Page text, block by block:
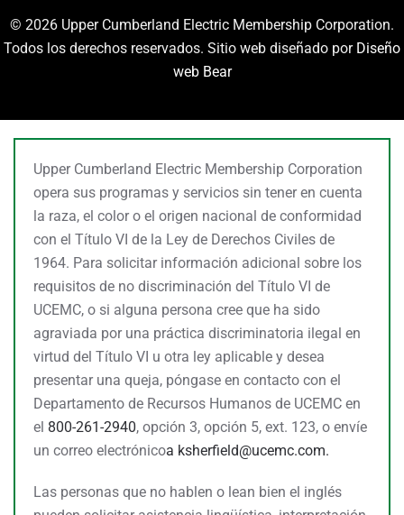
© 2026 Upper Cumberland Electric Membership Corporation.
Todos los derechos reservados. Sitio web diseñado por Diseño
web Bear
Upper Cumberland Electric Membership Corporation
opera sus programas y servicios sin tener en cuenta
la raza, el color o el origen nacional de conformidad
con el Título VI de la Ley de Derechos Civiles de
1964. Para solicitar información adicional sobre los
requisitos de no discriminación del Título VI de
UCEMC, o si alguna persona cree que ha sido
agraviada por una práctica discriminatoria ilegal en
virtud del Título VI u otra ley aplicable y desea
presentar una queja, póngase en contacto con el
Departamento de Recursos Humanos de UCEMC en
el 800-261-2940, opción 3, opción 5, ext. 123, o envíe
un correo electrónicoa ksherfield@ucemc.com.
Las personas que no hablen o lean bien el inglés